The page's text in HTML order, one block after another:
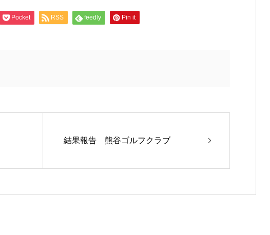
Pocket RSS feedly Pin it
結果報告 熊谷ゴルフクラブ